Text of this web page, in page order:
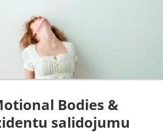
Bodies &
salidojumu